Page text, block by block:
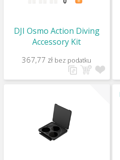
DJI Osmo Action Diving
Accessory Kit
367,77 zł bez podatku